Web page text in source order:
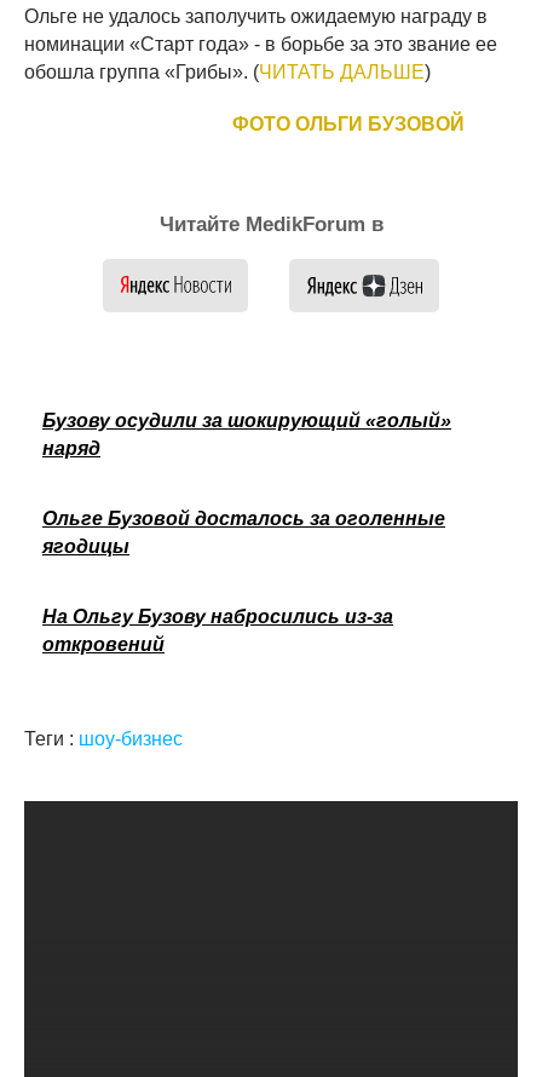
Ольге не удалось заполучить ожидаемую награду в
номинации «Старт года» - в борьбе за это звание ее
обошла группа «Грибы». (ЧИТАТЬ ДАЛЬШЕ)
ФОТО ОЛЬГИ БУЗОВОЙ
Читайте MedikForum в
Бузову осудили за шокирующий «голый»
наряд
Ольге Бузовой досталось за оголенные
ягодицы
На Ольгу Бузову набросились из-за
откровений
Теги : шоу-бизнес